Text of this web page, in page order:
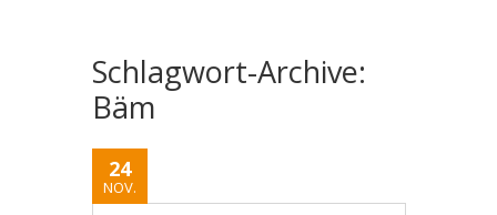
Schlagwort-Archive:
Bäm
24
NOV.